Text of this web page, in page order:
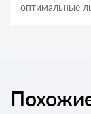
оптимальные